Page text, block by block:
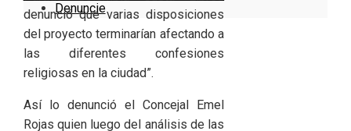
Denuncie
denunció que varias disposiciones
del proyecto terminarían afectando a
las diferentes confesiones
religiosas en la ciudad”.
Así lo denunció el Concejal Emel
Rojas quien luego del análisis de las